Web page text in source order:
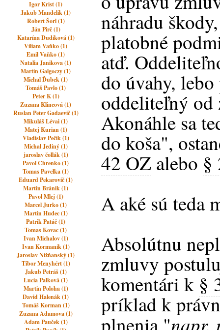
Igor Krist (1)
Jakub Mandelík (1)
Robert Šorl (1)
Ján Pirč (1)
Katarína Dudíková (1)
Viliam Vaňko (1)
Emil Vaňko (1)
Natalia Janikova (1)
Martin Galgoczy (1)
Michal Ďubek (1)
Tomáš Pavlo (1)
Peter K (1)
Zuzana Klincová (1)
Ruslan Peter Gadaevič (1)
Mikuláš Lévai (1)
Matej Kurian (1)
Vladislav Pečík (1)
Michal Jediný (1)
jaroslav čollák (1)
Pavol Chrenko (1)
Tomas Pavelka (1)
Eduard Pekarovič (1)
Martin Bránik (1)
Pavol Mlej (1)
Marcel Jurko (1)
Martin Hudec (1)
Patrik Patáč (1)
Tomas Kovac (1)
Ivan Michalov (1)
Ivan Kormaník (1)
Jaroslav Nižňanský (1)
Tibor Menyhért (1)
Jakub Petráš (1)
Lucia Palková (1)
Martin Poloha (1)
David Halenák (1)
Tomáš Korman (1)
Zuzana Adamova (1)
Adam Pauček (1)
náhradu
platobné
atď.
do úvahy,
oddeliteľný
Akonáhle sa
do koša",
42 OZ alebo §
A aké sú teda
Absolútnu
zmluvy
komentári k §
príklad k
plnenia "napr.